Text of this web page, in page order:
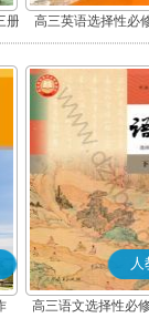
册 高三英语选择性必
人
高三语文选择性必